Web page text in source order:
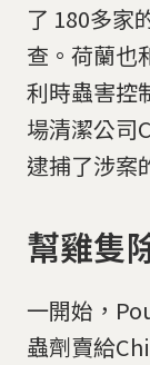
了 180多家
查。荷蘭也
利時蟲害控
場清潔公司
逮捕了涉案
幫雞隻
一開始，
蟲劑賣給